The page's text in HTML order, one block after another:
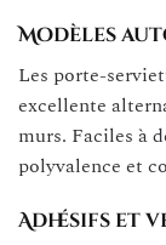
Modèles
Les porte-
excellente
murs. Faciles à
polyvalence et
Adhésifs et